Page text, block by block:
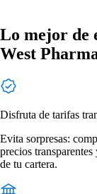
Lo mejor de
West
Disfruta de tarifas
Evita sorpresas:
precios
de tu cartera.